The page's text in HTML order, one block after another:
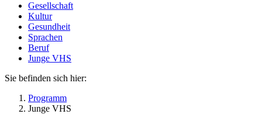
Gesellschaft
Kultur
Gesundheit
Sprachen
Beruf
Junge VHS
Sie befinden sich hier:
Programm
Junge VHS